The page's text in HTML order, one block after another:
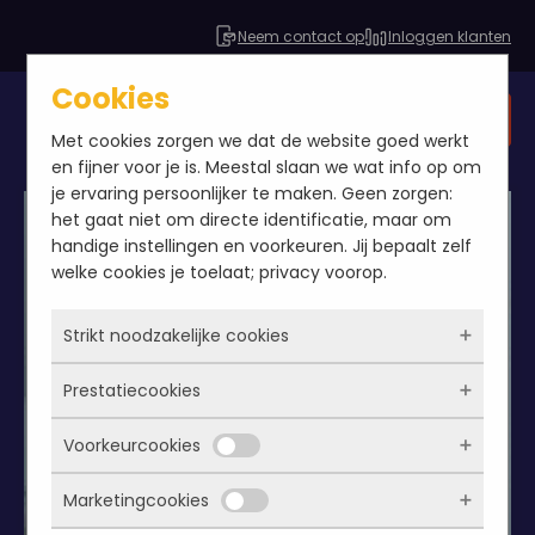
Neem contact op Inloggen klanten
Cookies
Met cookies zorgen we dat de website goed werkt
en fijner voor je is. Meestal slaan we wat info op om
je ervaring persoonlijker te maken. Geen zorgen:
het gaat niet om directe identificatie, maar om
handige instellingen en voorkeuren. Jij bepaalt zelf
welke cookies je toelaat; privacy voorop.
Strikt noodzakelijke cookies
Deze cookies zorgen ervoor dat de website
überhaupt werkt. Ze zijn dus altijd actief en
kunnen niet worden uitgezet. Meestal worden
ze alleen geplaatst als jij iets doet, zoals
inloggen, een formulier invullen of je
Prestatiecookies
Met deze cookies zien we hoe vaak onze site
bezocht wordt, waar bezoekers vandaan
komen en welke pagina’s populair zijn. Zo
Voorkeurcookies
Deze cookies onthouden jouw voorkeuren.
Marketingcookies